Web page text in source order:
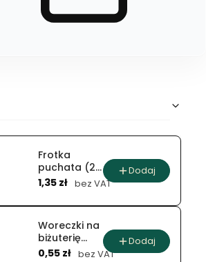
produktu
Kolczyki
Frotka
puchata (20
szt)
Cena
1,35 zł bez VAT
Dodaj
Woreczki na
biżuterię
(100 szt.)
Cena
0,55 zł bez VAT
Dodaj